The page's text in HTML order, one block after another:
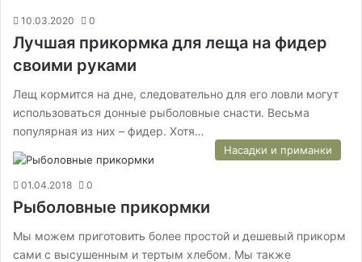
10.03.2020 0
Лучшая прикормка для леща на фидер
своими руками
Лещ кормится на дне, следовательно для его ловли могут
использоваться донные рыболовные снасти. Весьма
популярная из них – фидер. Хотя…
Насадки и приманки
01.04.2018 0
Рыболовные прикормки
Мы можем приготовить более простой и дешевый прикорм
сами с высушенным и тертым хлебом. Мы также